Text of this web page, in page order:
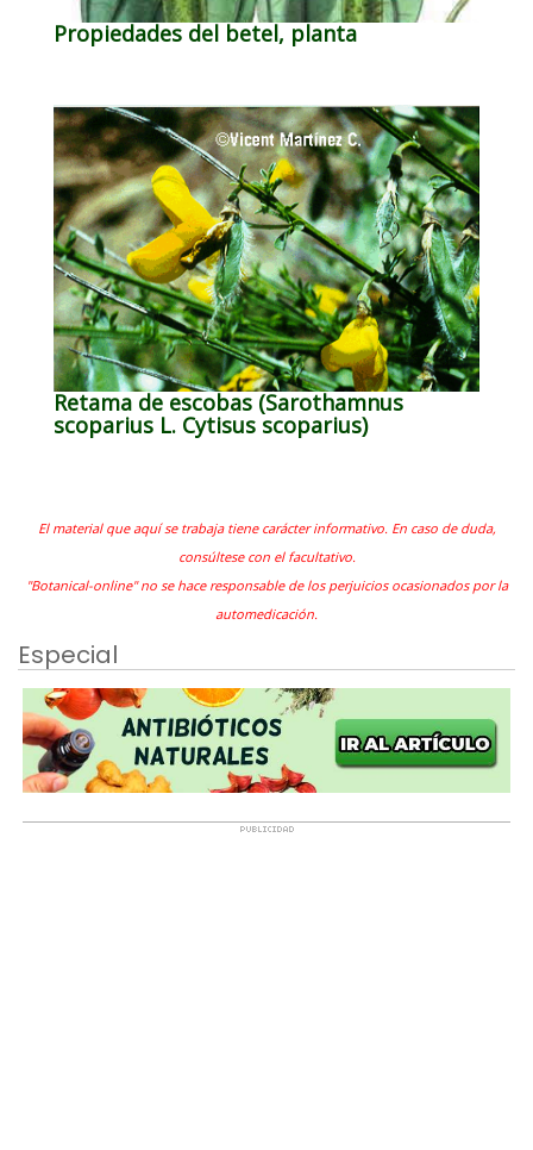
Propiedades del betel, planta
Retama de escobas (Sarothamnus
scoparius L. Cytisus scoparius)
El material que aquí se trabaja tiene carácter informativo. En caso de duda,
consúltese con el facultativo.
"Botanical-online" no se hace responsable de los perjuicios ocasionados por la
automedicación.
Especial